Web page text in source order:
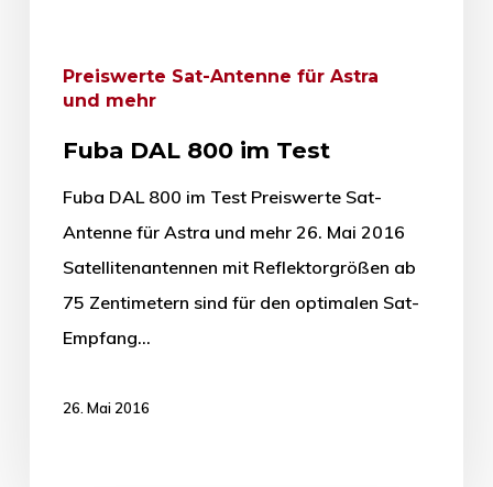
Preiswerte Sat-Antenne für Astra
und mehr
Fuba DAL 800 im Test
Fuba DAL 800 im Test Preiswerte Sat-
Antenne für Astra und mehr 26. Mai 2016
Satellitenantennen mit Reflektorgrößen ab
75 Zentimetern sind für den optimalen Sat-
Empfang…
26. Mai 2016